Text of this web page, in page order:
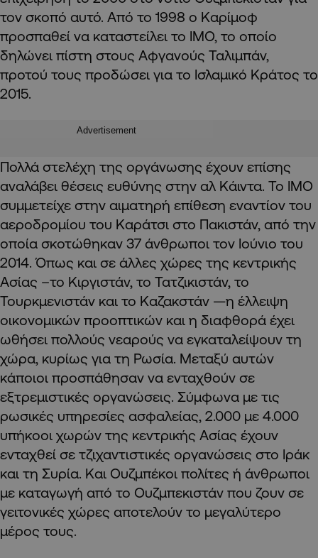
τον σκοπό αυτό. Από το 1998 ο Καρίμοφ
προσπαθεί να καταστείλει το ΙΜΟ, το οποίο
δηλώνει πίστη στους Αφγανούς Ταλιμπάν,
προτού τους προδώσει για το Ισλαμικό Κράτος το
2015.
Advertisement
Πολλά στελέχη της οργάνωσης έχουν επίσης
αναλάβει θέσεις ευθύνης στην αλ Κάιντα. Το ΙΜΟ
συμμετείχε στην αιματηρή επίθεση εναντίον του
αεροδρομίου του Καράτσι στο Πακιστάν, από την
οποία σκοτώθηκαν 37 άνθρωποι τον Ιούνιο του
2014. Όπως και σε άλλες χώρες της κεντρικής
Ασίας –το Κιργιστάν, το Τατζικιστάν, το
Τουρκμενιστάν και το Καζακστάν —η έλλειψη
οικονομικών προοπτικών και η διαφθορά έχει
ωθήσει πολλούς νεαρούς να εγκαταλείψουν τη
χώρα, κυρίως για τη Ρωσία. Μεταξύ αυτών
κάποιοι προσπάθησαν να ενταχθούν σε
εξτρεμιστικές οργανώσεις. Σύμφωνα με τις
ρωσικές υπηρεσίες ασφαλείας, 2.000 με 4.000
υπήκοοι χωρών της κεντρικής Ασίας έχουν
ενταχθεί σε τζιχαντιστικές οργανώσεις στο Ιράκ
και τη Συρία. Και Ουζμπέκοι πολίτες ή άνθρωποι
με καταγωγή από το Ουζμπεκιστάν που ζουν σε
γειτονικές χώρες αποτελούν το μεγαλύτερο
μέρος τους.